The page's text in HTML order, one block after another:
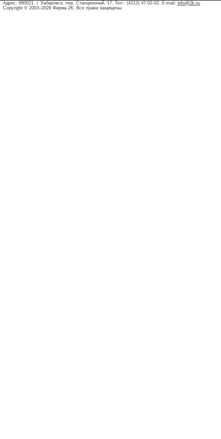
Адрес: 680021, г. Хабаровск, пер. Станционный, 17. Тел.: (4212) 47-02-02. E-mail: info@2k.ru.
Copyright © 2003–2026 Фирма 2K. Все права защищены.